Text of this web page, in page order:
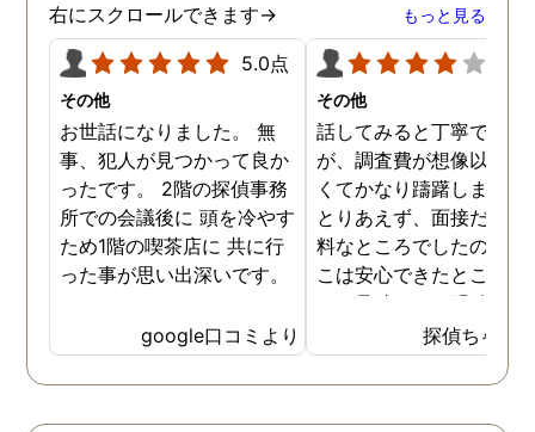
右にスクロールできます→ もっと見る
5.0点
その他
お世話になりました。 無
事、犯人が見つかって良か
ったです。 2階の探偵事務
所での会議後に 頭を冷やす
ため1階の喫茶店に 共に行
った事が思い出深いです。
google口コミより
その他
話してみると丁寧でした
が、調査費が想像以上に
くてかなり躊躇しました
とりあえず、面接だけは
料なところでしたので、
こは安心できたところで
た。見積もりは明確でし
のでそこは信頼できまし
た。ある程度自信がある
柄に関して、その証拠を
探偵ちゃん